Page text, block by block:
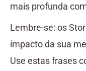
mais profunda
Lembre-se: os
impacto da sua
Use estas frases